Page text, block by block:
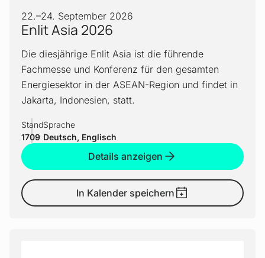
22.–24. September 2026
Enlit Asia 2026
Die diesjährige Enlit Asia ist die führende
Fachmesse und Konferenz für den gesamten
Energiesektor in der ASEAN-Region und findet in
Jakarta, Indonesien, statt.
Stand
1709
Sprache
Deutsch, Englisch
Details anzeigen
In Kalender speichern